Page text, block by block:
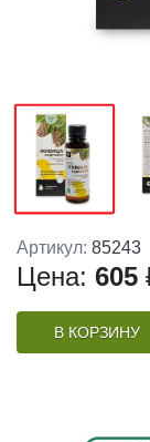
Артикул: 85243
Цена: 605
В КОРЗИНУ